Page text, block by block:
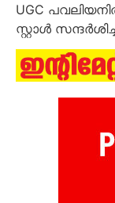
UGC
സ്റ്റാൾ